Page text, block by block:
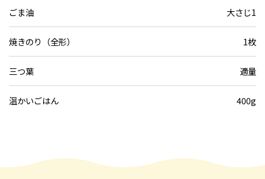
ごま油 大さじ1
焼きのり（全形） 1枚
三つ葉 適量
温かいごはん 400g